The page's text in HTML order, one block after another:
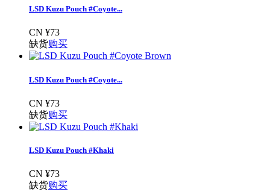
LSD Kuzu Pouch #Coyote...
CN ¥73
缺货购买
LSD Kuzu Pouch #Coyote...
CN ¥73
缺货购买
LSD Kuzu Pouch #Khaki
CN ¥73
缺货购买